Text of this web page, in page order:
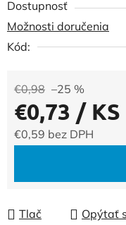
Dostupnosť
Možnosti doručenia
Kód:
€0,98 –25 %
€0,73 / KS
€0,59 bez DPH
Tlač Opýtať